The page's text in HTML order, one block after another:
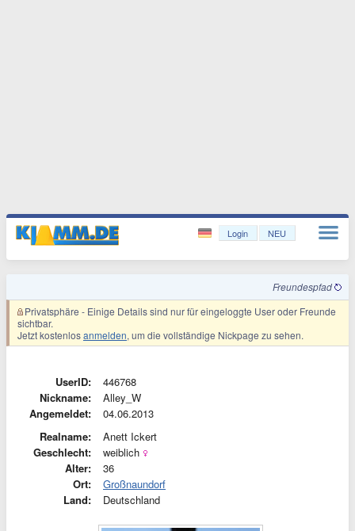
Login NEU
Freundespfad
Privatsphäre - Einige Details sind nur für eingeloggte User oder Freunde
sichtbar.
Jetzt kostenlosanmelden, um die vollständige Nickpage zu sehen.
UserID:
446768
Nickname:
Alley_W
Angemeldet:
04.06.2013
Realname:
Anett Ickert
Geschlecht:
weiblich
Alter:
36
Ort:
Großnaundorf
Land:
Deutschland